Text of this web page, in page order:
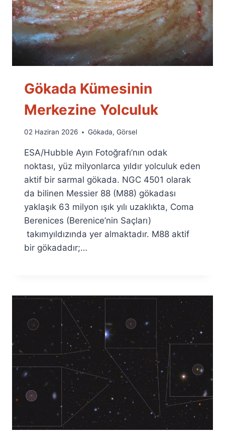
Gökada Kümesinin
Merkezine Yolculuk
By
Fuat
Özyar
02 Haziran 2026 Gökada, Görsel
ESA/Hubble Ayın Fotoğrafı’nın odak
noktası, yüz milyonlarca yıldır yolculuk eden
aktif bir sarmal gökada. NGC 4501 olarak
da bilinen Messier 88 (M88) gökadası
yaklaşık 63 milyon ışık yılı uzaklıkta, Coma
Berenices (Berenice’nin Saçları)
takımyıldızında yer almaktadır. M88 aktif
bir gökadadır;…